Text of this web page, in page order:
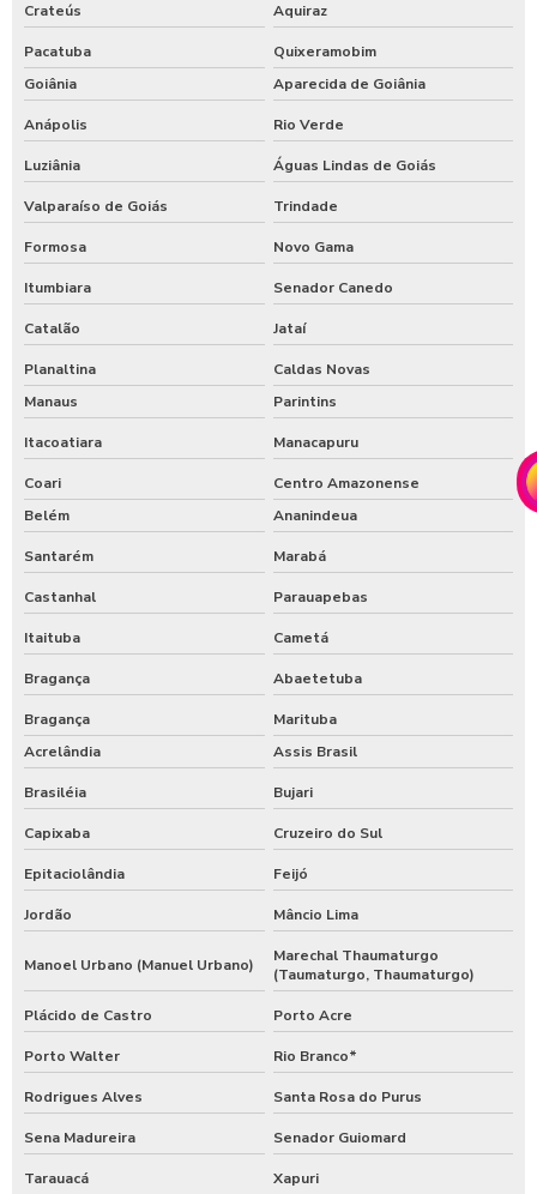
Crateús Aquiraz
Pacatuba
Quixeramobim
Goiânia
Aparecida de Goiânia
Anápolis Rio Verde
Luziânia Águas Lindas de Goiás
Valparaíso de Goiás Trindade
Formosa Novo Gama
Itumbiara Senador Canedo
Catalão Jataí
Planaltina
Caldas Novas
Manaus
Parintins
Itacoatiara Manacapuru
Coari
Centro Amazonense
Belém
Ananindeua
Santarém Marabá
Castanhal Parauapebas
Itaituba Cametá
Bragança Abaetetuba
Bragança
Marituba
Acrelândia
Assis Brasil
Brasiléia Bujari
Capixaba Cruzeiro do Sul
Epitaciolândia Feijó
Jordão Mâncio Lima
Manoel Urbano (Manuel Urbano)
Marechal Thaumaturgo
(Taumaturgo, Thaumaturgo)
Plácido de Castro Porto Acre
Porto Walter Rio Branco*
Rodrigues Alves Santa Rosa do Purus
Sena Madureira Senador Guiomard
Tarauacá
Xapuri